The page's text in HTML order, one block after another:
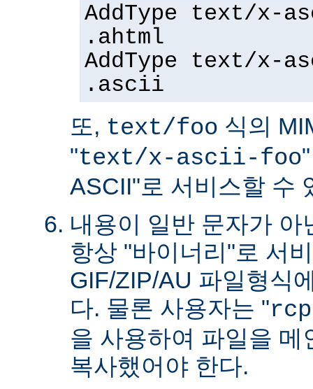
AddType text/x-
.ahtml
AddType text/x-
.ascii
또, text/foo 식의
"text/x-ascii-foo
ASCII"로 서비스할 수
내용이 일반 문자가 아
항상 "바이너리"로 서
GIF/ZIP/AU 파일형식
다. 물론 사용자는 "
을 사용하여 파일을 메
복사했어야 한다.